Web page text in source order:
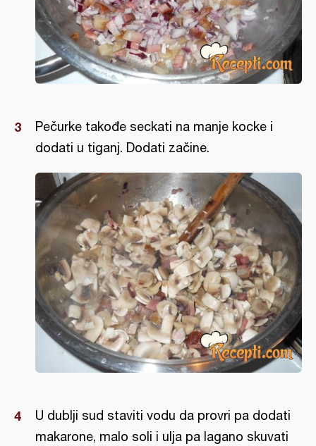
Pečurke takođe seckati na manje kocke i
dodati u tiganj. Dodati začine.
U dublji sud staviti vodu da provri pa dodati
makarone, malo soli i ulja pa lagano skuvati